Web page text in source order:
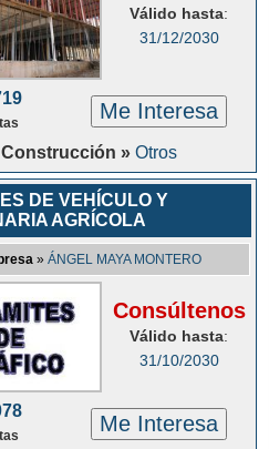
Válido hasta:
31/12/2030
Me Interesa
Construcción » Otros
DE VEHÍCULO Y
AGRÍCOLA
» ÁNGEL MAYA MONTERO
Consúltenos
Válido hasta:
31/10/2030
Me Interesa